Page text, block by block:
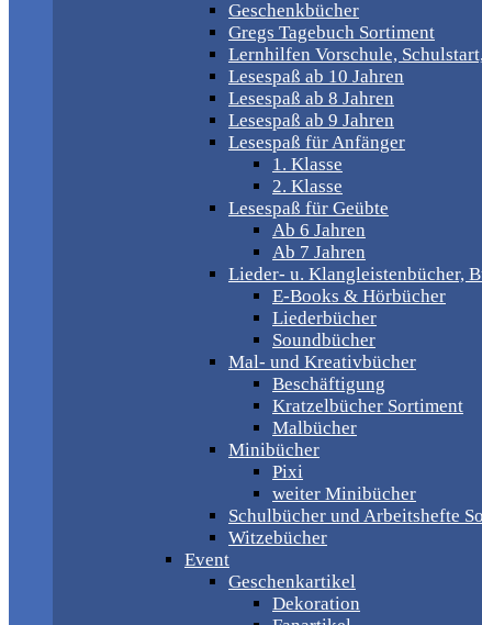
Geschenkbücher
Gregs Tagebuch Sortiment
Lernhilfen Vorschule,
Lesespaß ab 10 Jahren
Lesespaß ab 8 Jahren
Lesespaß ab 9 Jahren
Lesespaß für Anfänger
1. Klasse
2. Klasse
Lesespaß für Geübte
Ab 6 Jahren
Ab 7 Jahren
Lieder- u. Klangleistenbücher,
E-Books & Hörbücher
Liederbücher
Soundbücher
Mal- und Kreativbücher
Beschäftigung
Kratzelbücher Sortiment
Malbücher
Minibücher
Pixi
weiter Minibücher
Schulbücher und Arbeitshefte
Witzebücher
Event
Geschenkartikel
Dekoration